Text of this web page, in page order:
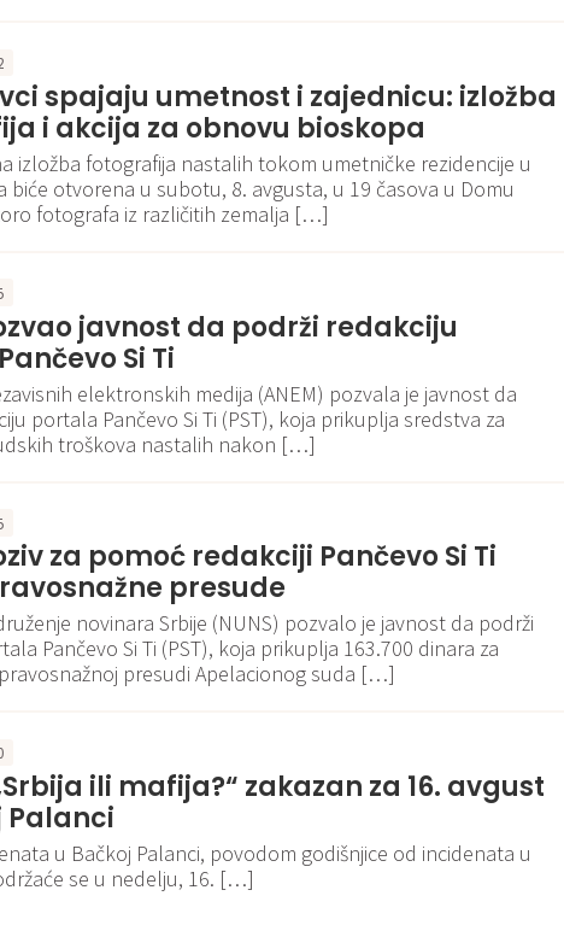
spajaju umetnost i zajednicu: izložba
i akcija za obnovu bioskopa
izložba fotografija nastalih tokom umetničke rezidencije u
biće otvorena u subotu, 8. avgusta, u 19 časova u Domu
fotografa iz različitih zemalja […]
javnost da podrži redakciju
Si Ti
elektronskih medija (ANEM) pozvala je javnost da
portala Pančevo Si Ti (PST), koja prikuplja sredstva za
troškova nastalih nakon […]
za pomoć redakciji Pančevo Si Ti
presude
novinara Srbije (NUNS) pozvalo je javnost da podrži
Pančevo Si Ti (PST), koja prikuplja 163.700 dinara za
presudi Apelacionog suda […]
ili mafija?“ zakazan za 16. avgust
Palanci
u Bačkoj Palanci, povodom godišnjice od incidenata u
se u nedelju, 16. […]